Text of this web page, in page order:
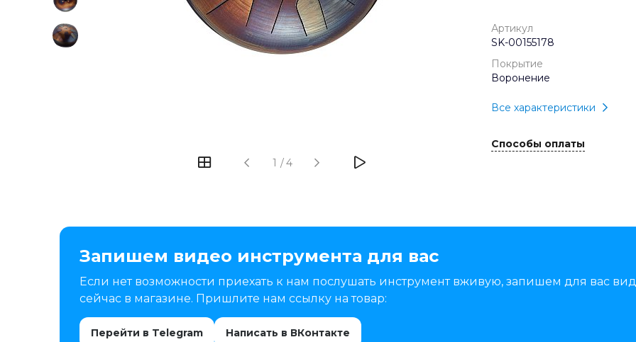
1 /4
Артикул
SK-00155178
Покрытие
Воронение
Все характеристики
Способы оплаты
Запишем видео инструмента для вас
Если нет возможности приехать к нам послушать инструмент вживую, запишем для вас
сейчас в магазине. Пришлите нам ссылку на товар:
Перейти в Telegram Написать в ВКонтакте